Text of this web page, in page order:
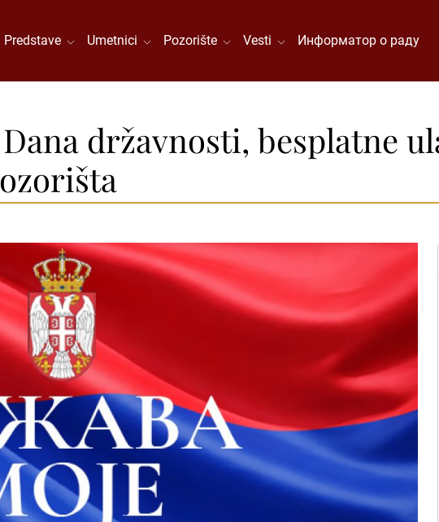
Predstave Umetnici Pozorište Vesti Информатор о раду
državnosti, besplatne